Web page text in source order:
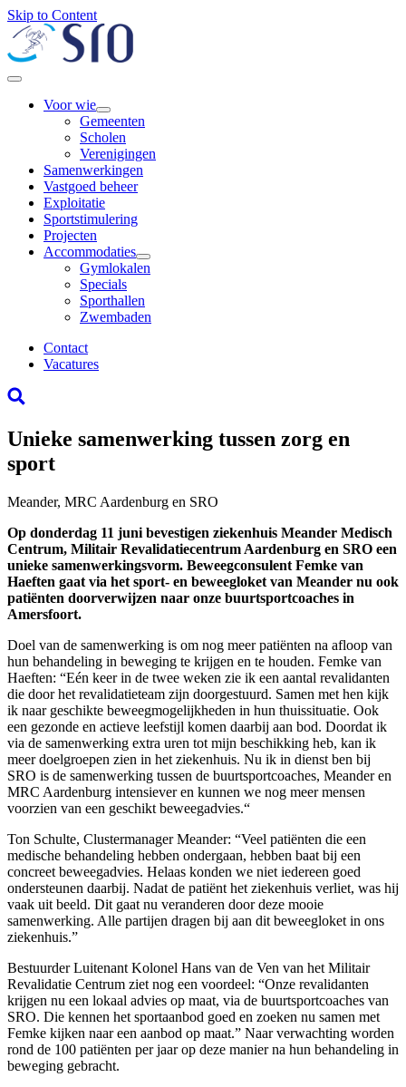
Skip to Content
Voor wie
Gemeenten
Scholen
Verenigingen
Samenwerkingen
Vastgoed beheer
Exploitatie
Sportstimulering
Projecten
Accommodaties
Gymlokalen
Specials
Sporthallen
Zwembaden
Contact
Vacatures
Unieke samenwerking tussen zorg en
sport
Meander, MRC Aardenburg en SRO
Op donderdag 11 juni bevestigen ziekenhuis Meander Medisch
Centrum, Militair Revalidatiecentrum Aardenburg en SRO een
unieke samenwerkingsvorm. Beweegconsulent Femke van
Haeften gaat via het sport- en beweegloket van Meander nu ook
patiënten doorverwijzen naar onze buurtsportcoaches in
Amersfoort.
Doel van de samenwerking is om nog meer patiënten na afloop van
hun behandeling in beweging te krijgen en te houden. Femke van
Haeften: “Eén keer in de twee weken zie ik een aantal revalidanten
die door het revalidatieteam zijn doorgestuurd. Samen met hen kijk
ik naar geschikte beweegmogelijkheden in hun thuissituatie. Ook
een gezonde en actieve leefstijl komen daarbij aan bod. Doordat ik
via de samenwerking extra uren tot mijn beschikking heb, kan ik
meer doelgroepen zien in het ziekenhuis. Nu ik in dienst ben bij
SRO is de samenwerking tussen de buurtsportcoaches, Meander en
MRC Aardenburg intensiever en kunnen we nog meer mensen
voorzien van een geschikt beweegadvies.“
Ton Schulte, Clustermanager Meander: “Veel patiënten die een
medische behandeling hebben ondergaan, hebben baat bij een
concreet beweegadvies. Helaas konden we niet iedereen goed
ondersteunen daarbij. Nadat de patiënt het ziekenhuis verliet, was hij
vaak uit beeld. Dit gaat nu veranderen door deze mooie
samenwerking. Alle partijen dragen bij aan dit beweegloket in ons
ziekenhuis.”
Bestuurder Luitenant Kolonel Hans van de Ven van het Militair
Revalidatie Centrum ziet nog een voordeel: “Onze revalidanten
krijgen nu een lokaal advies op maat, via de buurtsportcoaches van
SRO. Die kennen het sportaanbod goed en zoeken nu samen met
Femke kijken naar een aanbod op maat.” Naar verwachting worden
rond de 100 patiënten per jaar op deze manier na hun behandeling in
beweging gebracht.